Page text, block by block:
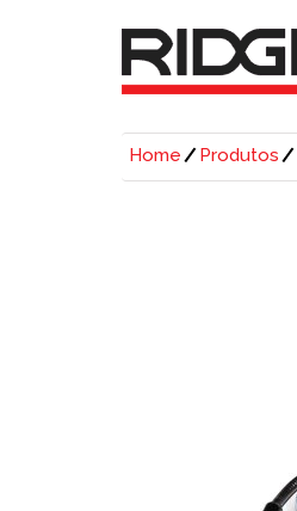
Home Produtos